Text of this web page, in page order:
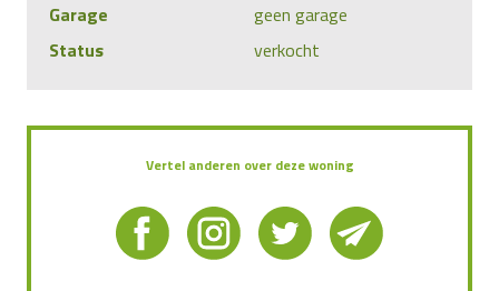
Garage
geen garage
Status
verkocht
Vertel anderen over deze woning